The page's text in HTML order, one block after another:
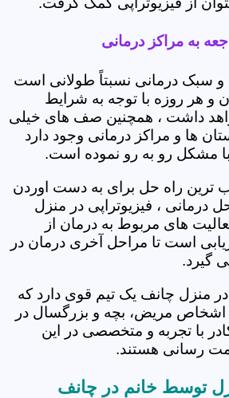
به مراکز درمانی
و سبک درمانی نسبتاً طولانی است
و هر روزه با توجه به شرایط
داشت ، همچنین صف های خیلی
ها و مراکز درمانی وجود دارد
مشکل رو به رو نموده است.
ترین راه حل برای به دست اوردن
درمانی ، فیزیوتراپی در منزل
های مربوط به درمان از
است تا مراحل آخری درمان در
گیرد.
منزل چانف یک تیم قوی دارد که
اشخاص مریض، بچه و بزرگسال در
با تجربه و متخصصی در این
رسانی هستند.
توسط خانم در چانف